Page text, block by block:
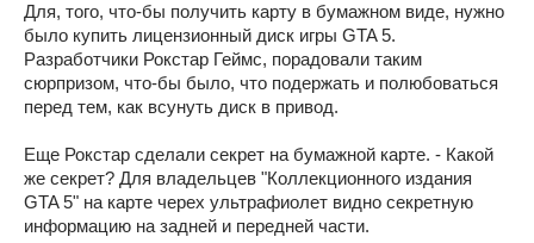
Для, того, что-бы получить карту в бумажном виде, нужно
было купить лицензионный диск игры GTA 5.
Разработчики Рокстар Геймс, порадовали таким
сюрпризом, что-бы было, что подержать и полюбоваться
перед тем, как всунуть диск в привод.
Еще Рокстар сделали секрет на бумажной карте. - Какой
же секрет? Для владельцев "Коллекционного издания
GTA 5" на карте черех ультрафиолет видно секретную
информацию на задней и передней части.